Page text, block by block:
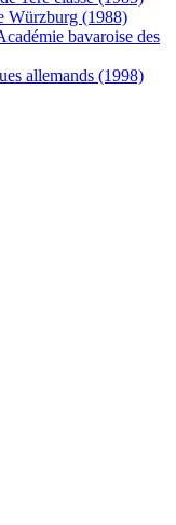
Würzburg (1988)
bavaroise des
allemands (1998)